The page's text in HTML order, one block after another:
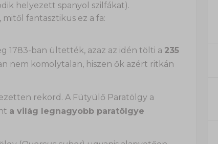
helyezett spanyol szilfákat).
fantasztikus ez a fa:
1783-ban ültették, azaz az idén tölti a 235
nem komolytalan, hiszen ők azért ritkán
rekord. A Fütyülő Paratölgy a
a világ legnagyobb paratölgye